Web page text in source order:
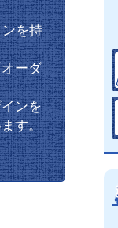
を持
ーダ
ンを
す。